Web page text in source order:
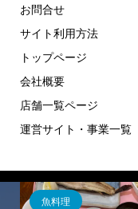
お問合せ
サイト利用方法
トップページ
会社概要
店舗一覧ページ
運営サイト・事業一覧
ハンバーグ